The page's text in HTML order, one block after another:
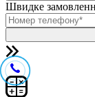
Швидке